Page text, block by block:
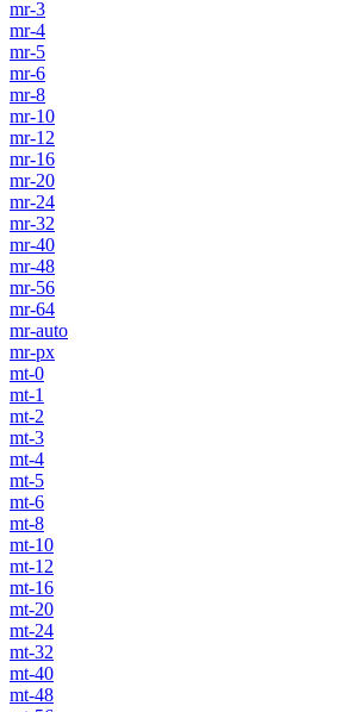
mr-3
mr-4
mr-5
mr-6
mr-8
mr-10
mr-12
mr-16
mr-20
mr-24
mr-32
mr-40
mr-48
mr-56
mr-64
mr-auto
mr-px
mt-0
mt-1
mt-2
mt-3
mt-4
mt-5
mt-6
mt-8
mt-10
mt-12
mt-16
mt-20
mt-24
mt-32
mt-40
mt-48